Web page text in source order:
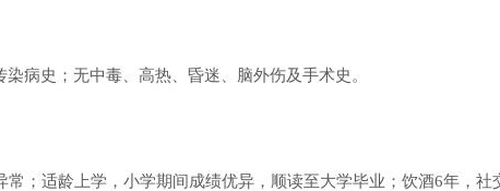
病史；无中毒、高热、昏迷、脑外伤及手术史。
；适龄上学，小学期间成绩优异，顺读至大学毕业；饮酒6年，